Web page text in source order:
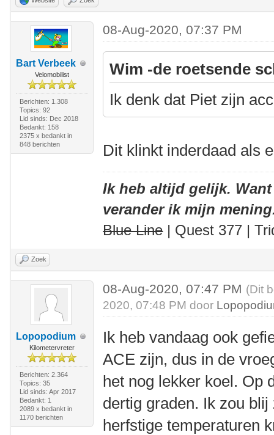
Bart Verbeek
Velomobilist
Berichten: 1.308
Topics: 92
Lid sinds: Dec 2018
Bedankt: 158
2375 x bedankt in
848 berichten
08-Aug-2020, 07:37 PM
Wim -de roetsende
Ik denk dat Piet zijn
Dit klinkt inderdaad als
Ik heb altijd gelijk.
verander ik mijn
Blue Line| Quest 377 |
Zoek
Lopopodium
Kilometervreter
Berichten: 2.364
Topics: 35
Lid sinds: Apr 2017
Bedankt: 1
2089 x bedankt in
1170 berichten
08-Aug-2020, 07:47 PM (Dit
2020, 07:48 PM door
Ik heb vandaag ook
ACE zijn, dus in de
het nog lekker koel. Op
dertig graden. Ik zou
herfstige temperaturen